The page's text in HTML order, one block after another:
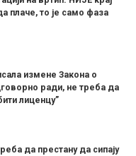
плаче, то је само фаза
измене Закона о
ради, не треба да
лиценцу”
да престану да сипају